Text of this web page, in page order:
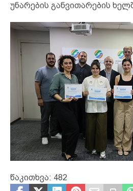
უნარების განვითარების
წაკითხვა: 482